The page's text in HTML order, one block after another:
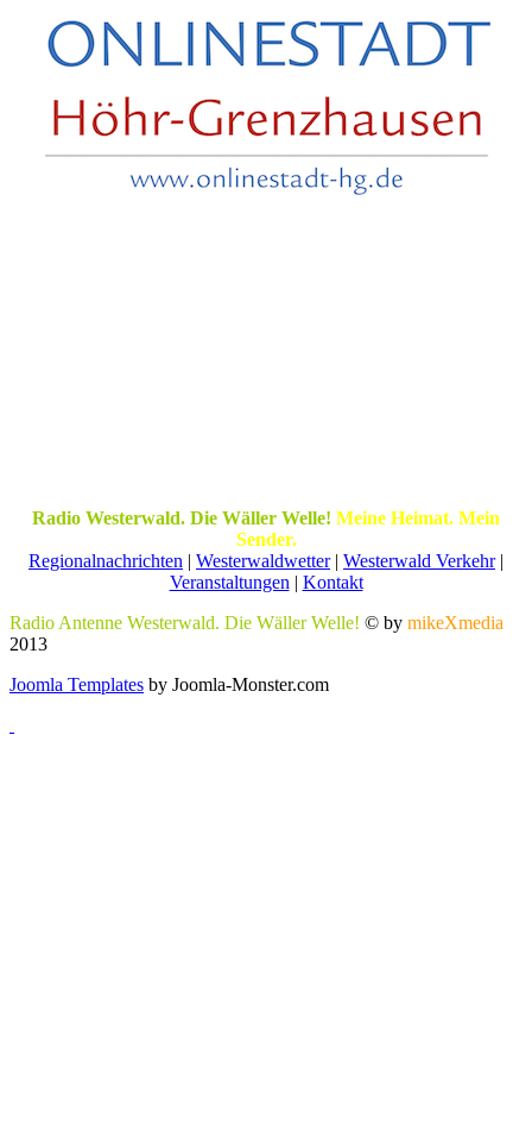
Radio Westerwald. Die Wäller Welle! Meine Heimat. Mein
Sender.
Regionalnachrichten | Westerwaldwetter| Westerwald Verkehr|
Veranstaltungen | Kontakt
Radio Antenne Westerwald. Die Wäller Welle! © by mikeXmedia
2013
Joomla Templates by Joomla-Monster.com